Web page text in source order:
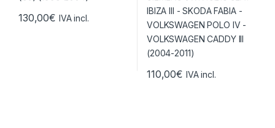
130,00€ IVA incl.
110,00€ IVA incl.